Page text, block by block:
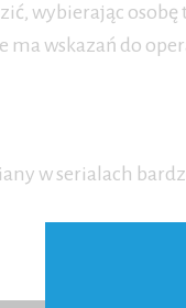
wybierając
ma wskazań do
w serialach